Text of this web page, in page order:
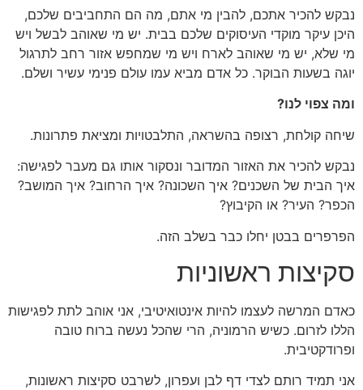
נבקש להכיר אתכם, להבין מי אתם, מה הם התחביבים שלכם,
היכן עיקר מוקדי העיסוקים שלכם בבית. יש מי שאוהב לבשל ויש
מי שלא, יש מי שאוהב לארח ויש מי שמחפש אזור רחב לתרגול
יוגה בשעות הבוקר. כל אדם מביא עמו עולם פנימי עשיר ושלם.
ומה צפוי לנו?
שיחה קולחת, רצופה בהשראה, התלבטויות ומציאת פתרונות.
נבקש להכיר את האזור המדובר ונסקור אותו גם מעבר לפגישה:
איך הבית של השכנים? איך השכונה? איך הרחוב? איך המושב?
הכפר? העיר? או הקיבוץ?
הפרפרים בבטן יחלו כבר בשלב הזה.
סקיצות ראשוניות
כאדם המרשה לעצמו להיות אינטואיטיבי, אני אוהב לתת לפגישות
הללו לזרום. כשיש הרמוניה, הרי שהכל נעשה ברוח טובה
ופרודקטיבית.
אני תמיד רותם לצדי דף לבן ועפרון, לשרבט סקיצות ראשונות,